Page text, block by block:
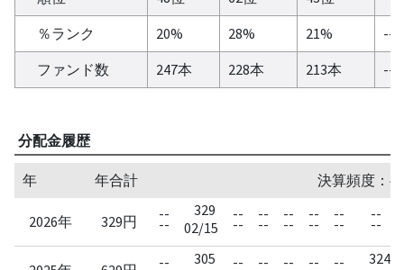
％ランク
20% 28% 21%
--
ファンド数
247本 228本 213本 --
分配金履歴
年 年合計 決算頻度：
2026年 329円 --
--
329
02/15
--
--
--
--
--
--
--
--
--
--
--
--
--
305
-- -- -- -- --
324